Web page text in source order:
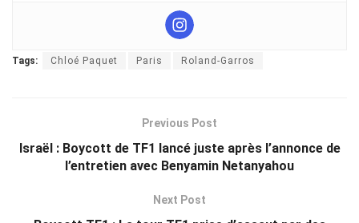
Tags: Chloé Paquet Paris Roland-Garros
Previous Post
Israël : Boycott de TF1 lancé juste après l’annonce de
l’entretien avec Benyamin Netanyahou
Next Post